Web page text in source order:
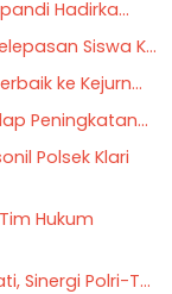
Hadirka...
Siswa K...
ke Kejurn...
Peningkatan...
Polsek Klari
Hukum
Sinergi Polri-T...